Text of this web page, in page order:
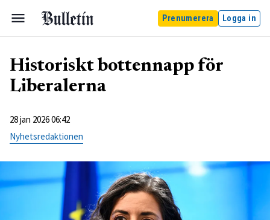
Prenumerera Logga in
Historiskt bottennapp för
Liberalerna
28 jan 2026 06:42
Nyhetsredaktionen